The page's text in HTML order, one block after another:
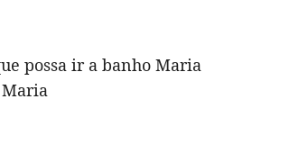
possa ir a banho Maria